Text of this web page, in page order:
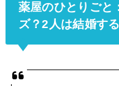
薬屋のひとりごと
ズ？2人は結婚す